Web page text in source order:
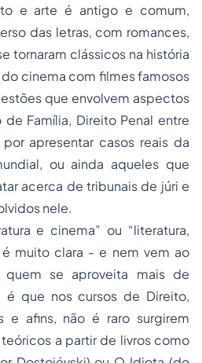
e arte é antigo e comum,
das letras, com romances,
tornaram clássicos na história
cinema com filmes famosos
que envolvem aspectos
Família, Direito Penal entre
apresentar casos reais da
ou ainda aqueles que
acerca de tribunais de júri e
nele.
e cinema” ou “literatura,
muito clara - e nem vem ao
quem se aproveita mais de
é que nos cursos de Direito,
e afins, não é raro surgirem
a partir de livros como